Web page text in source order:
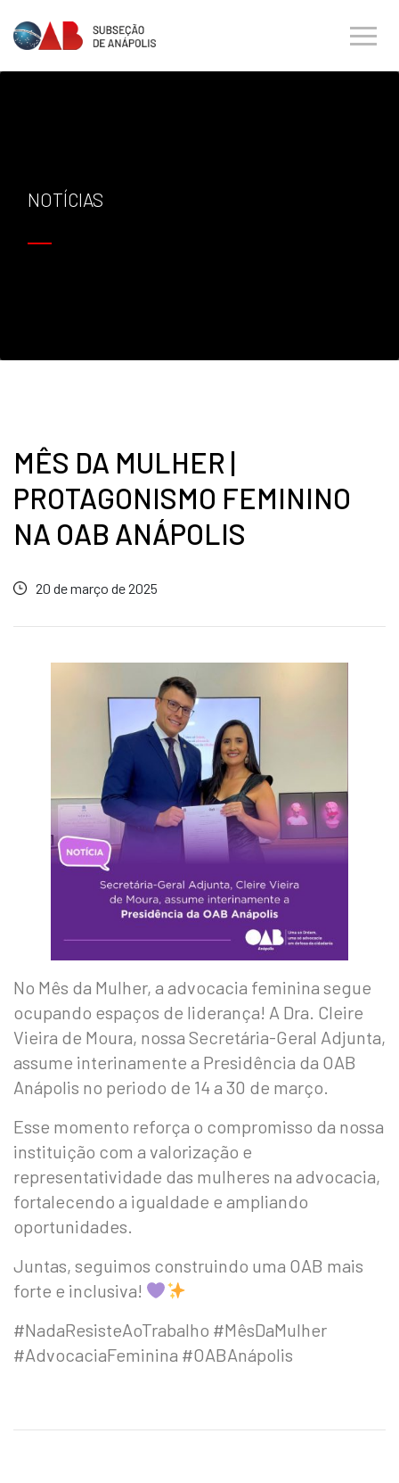
NOTÍCIAS
MÊS DA MULHER |
PROTAGONISMO FEMININO
NA OAB ANÁPOLIS
20 de março de 2025
No Mês da Mulher, a advocacia feminina segue
ocupando espaços de liderança! A Dra. Cleire
Vieira de Moura, nossa Secretária-Geral Adjunta,
assume interinamente a Presidência da OAB
Anápolis no periodo de 14 a 30 de março.
Esse momento reforça o compromisso da nossa
instituição com a valorização e
representatividade das mulheres na advocacia,
fortalecendo a igualdade e ampliando
oportunidades.
Juntas, seguimos construindo uma OAB mais
forte e inclusiva!
#NadaResisteAoTrabalho #MêsDaMulher
#AdvocaciaFeminina #OABAnápolis